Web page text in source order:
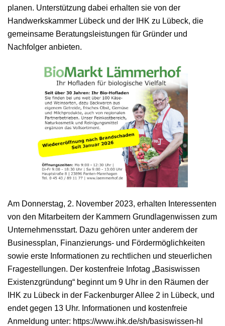
planen. Unterstützung dabei erhalten sie von der
Handwerkskammer Lübeck und der IHK zu Lübeck, die
gemeinsame Beratungsleistungen für Gründer und
Nachfolger anbieten.
Am Donnerstag, 2. November 2023, erhalten Interessenten
von den Mitarbeitern der Kammern Grundlagenwissen zum
Unternehmensstart. Dazu gehören unter anderem der
Businessplan, Finanzierungs- und Fördermöglichkeiten
sowie erste Informationen zu rechtlichen und steuerlichen
Fragestellungen. Der kostenfreie Infotag „Basiswissen
Existenzgründung“ beginnt um 9 Uhr in den Räumen der
IHK zu Lübeck in der Fackenburger Allee 2 in Lübeck, und
endet gegen 13 Uhr. Informationen und kostenfreie
Anmeldung unter: https://www.ihk.de/sh/basiswissen-hl